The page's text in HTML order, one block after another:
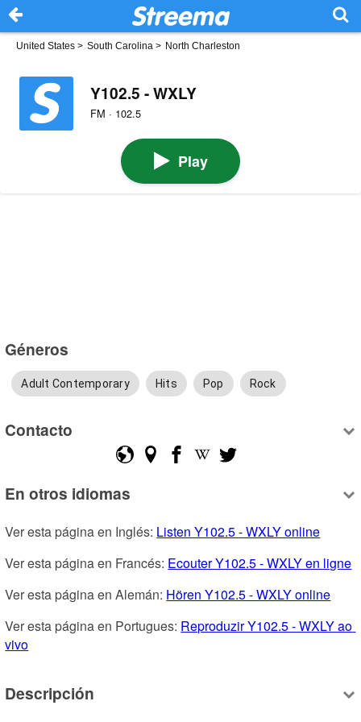
United States > South Carolina > North Charleston
Y102.5 - WXLY
FM · 102.5
Play
Géneros
Adult Contemporary Hits Pop Rock
Contacto
En otros idiomas
Ver esta página en Inglés: Listen Y102.5 - WXLY online
Ver esta página en Francés: Ecouter Y102.5 - WXLY en ligne
Ver esta página en Alemán: Hören Y102.5 - WXLY online
Ver esta página en Portugues: Reproduzir Y102.5 - WXLY ao
vivo
Descripción